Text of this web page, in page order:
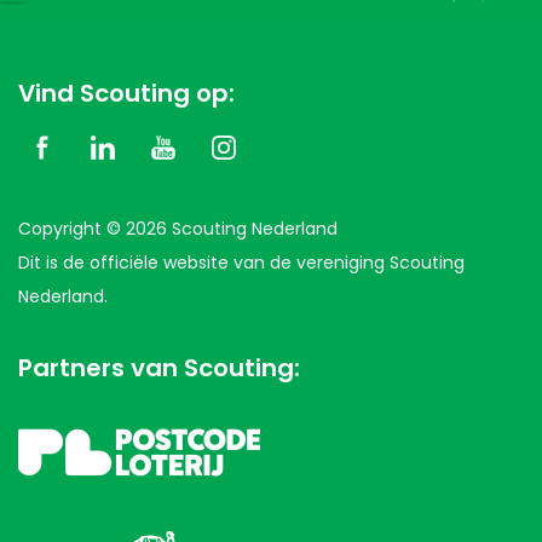
Vind Scouting op:
Copyright © 2026 Scouting Nederland
Dit is de officiële website van de vereniging Scouting
Nederland.
Partners van Scouting: